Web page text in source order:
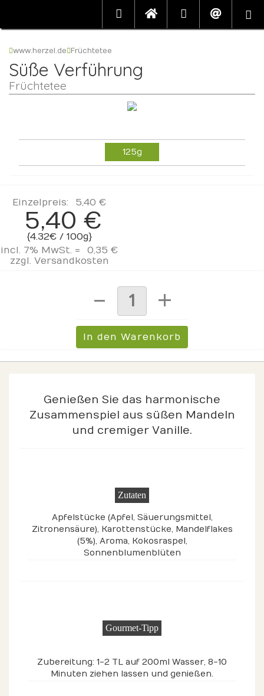
www.herzel.de Früchtetee
Süße Verführung
Früchtetee
125g
Einzelpreis: 5,40 €
5,40 €
{4.32€ / 100g}
incl. 7% MwSt. =
0,35 €
zzgl. Versandkosten
Genießen Sie das harmonische
Zusammenspiel aus süßen Mandeln
und cremiger Vanille.
Zutaten
Apfelstücke (Apfel, Säuerungsmittel,
Zitronensäure), Karottenstücke, Mandelflakes
(5%), Aroma, Kokosraspel,
Sonnenblumenblüten
Gourmet-Tipp
Zubereitung: 1-2 TL auf 200ml Wasser, 8-10
Minuten ziehen lassen und genießen.